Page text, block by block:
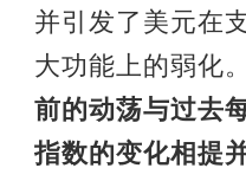
并引发了美元在
大功能上的弱化
前的动荡与过去
指数的变化相提